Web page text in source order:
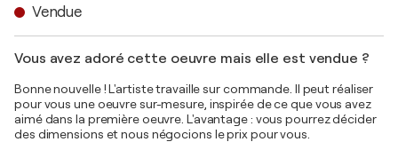
Vendue
Vous avez adoré cette oeuvre mais elle est vendue ?
Bonne nouvelle ! L'artiste travaille sur commande. Il peut réaliser
pour vous une oeuvre sur-mesure, inspirée de ce que vous avez
aimé dans la première oeuvre. L'avantage : vous pourrez décider
des dimensions et nous négocions le prix pour vous.